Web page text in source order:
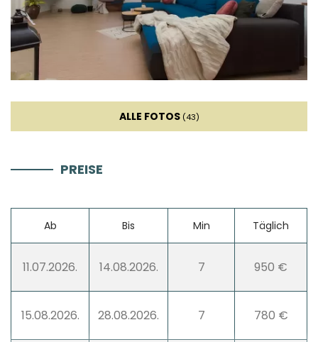
Herdplatte
Wohnzimmer
Sofa
Kamin
Sofa bett
Unterhaltung
ALLE FOTOS (43)
PREISE
Ab Bis Min Täglich
11.07.2026. 14.08.2026. 7 950 €
15.08.2026. 28.08.2026. 7 780 €